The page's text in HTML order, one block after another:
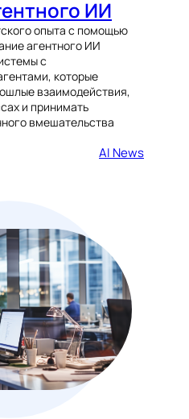
ИИ
опыта с помощью
агентного ИИ
с
которые
взаимодействия,
и принимать
вмешательства
AI News